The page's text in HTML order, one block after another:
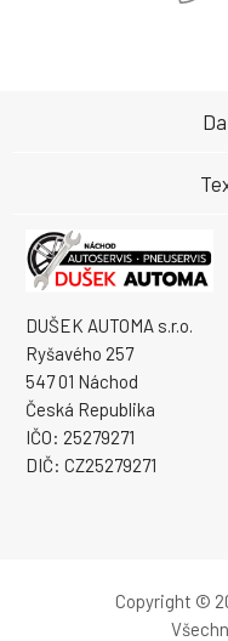
DUŠEK AUTOMA s.r.o.
Ryšavého 257
547 01 Náchod
Česká Republika
IČO: 25279271
DIČ: CZ25279271
Copyright ©